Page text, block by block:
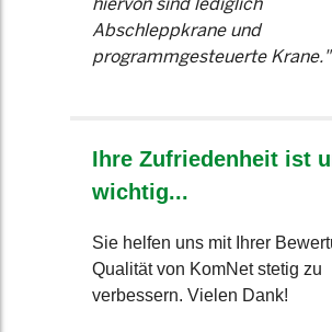
Abschleppkrane und
programmgesteuerte Krane."